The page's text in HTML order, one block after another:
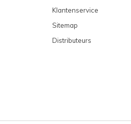
Klantenservice
Sitemap
Distributeurs